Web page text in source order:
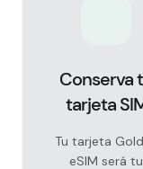
Conserva
tarjeta
Tu tarjeta
eSIM será tu